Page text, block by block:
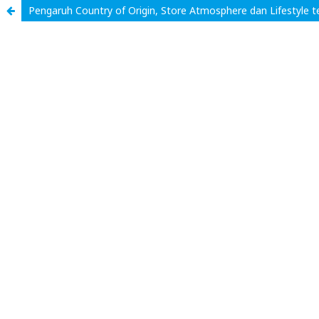
Pengaruh Country of Origin, Store Atmosphere dan Lifestyle